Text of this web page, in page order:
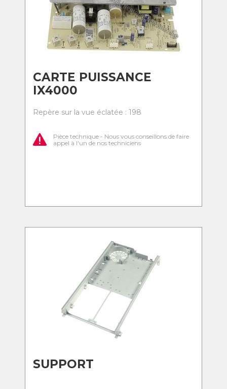
CARTE PUISSANCE
IX4000
Repère sur la vue éclatée : 198
Pièce technique - Nous vous conseillons de faire
appel à l'un de nos techniciens
SUPPORT